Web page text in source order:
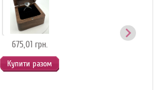
675,01 грн.
Купити разом